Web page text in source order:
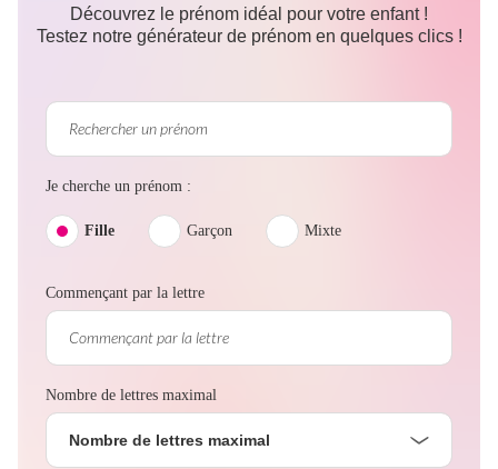
Découvrez le prénom idéal pour votre enfant !
Testez notre générateur de prénom en quelques clics !
Je cherche un prénom :
Fille Garçon Mixte
Commençant par la lettre
Nombre de lettres maximal
Nombre de lettres maximal